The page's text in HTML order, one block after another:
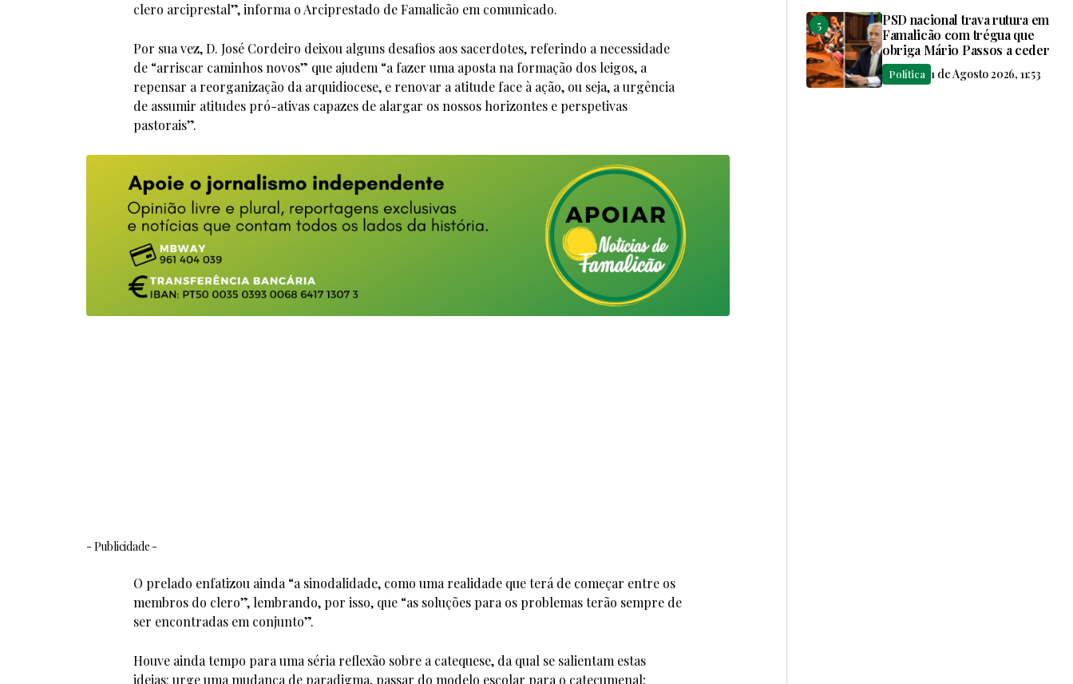
clero arciprestal”, informa o Arciprestado de Famalicão em comunicado.
Por sua vez, D. José Cordeiro deixou alguns desafios aos sacerdotes, referindo a necessidade
de “arriscar caminhos novos” que ajudem “a fazer uma aposta na formação dos leigos, a
repensar a reorganização da arquidiocese, e renovar a atitude face à ação, ou seja, a urgência
de assumir atitudes pró-ativas capazes de alargar os nossos horizontes e perspetivas
pastorais”.
- Publicidade -
O prelado enfatizou ainda “a sinodalidade, como uma realidade que terá de começar entre os
membros do clero”, lembrando, por isso, que “as soluções para os problemas terão sempre de
ser encontradas em conjunto”.
Houve ainda tempo para uma séria reflexão sobre a catequese, da qual se salientam estas
ideias: urge uma mudança de paradigma, passar do modelo escolar para o catecumenal;
PSD nacional trava rutura em
Famalicão com trégua que
obriga Mário Passos a ceder
Política 1 de Agosto 2026, 11:53